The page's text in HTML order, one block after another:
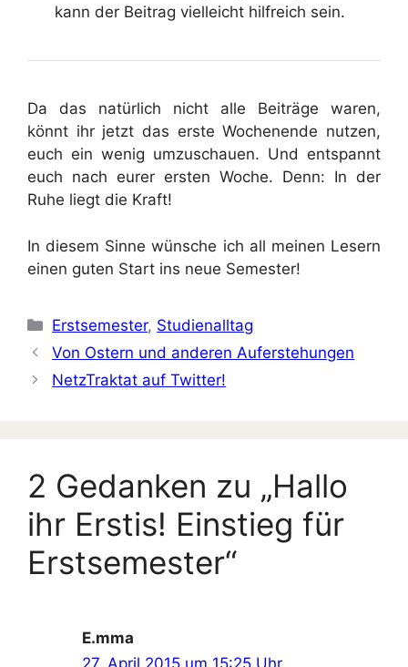
kann der Beitrag vielleicht hilfreich sein.
Da das natürlich nicht alle Beiträge waren,
könnt ihr jetzt das erste Wochenende nutzen,
euch ein wenig umzuschauen. Und entspannt
euch nach eurer ersten Woche. Denn: In der
Ruhe liegt die Kraft!
In diesem Sinne wünsche ich all meinen Lesern
einen guten Start ins neue Semester!
Kategorien
Erstsemester, Studienalltag
Von Ostern und anderen Auferstehungen
NetzTraktat auf Twitter!
2 Gedanken zu „Hallo
ihr Erstis! Einstieg für
Erstsemester“
E.mma
27. April 2015 um 15:25 Uhr